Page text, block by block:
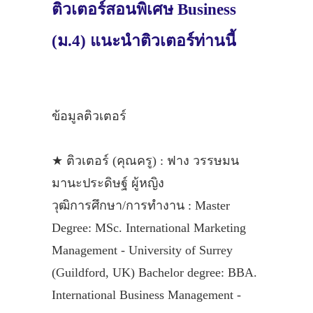
ติวเตอร์สอนพิเศษ Business
(ม.4) แนะนำติวเตอร์ท่านนี้
ข้อมูลติวเตอร์
★ ติวเตอร์ (คุณครู) : ฟาง วรรษมน
มานะประดิษฐ์ ผู้หญิง
วุฒิการศึกษา/การทำงาน : Master
Degree: MSc. International Marketing
Management - University of Surrey
(Guildford, UK) Bachelor degree: BBA.
International Business Management -